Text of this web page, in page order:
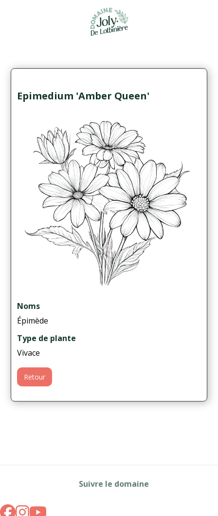
Epimedium 'Amber Queen'
Noms
Épimède
Type de plante
Vivace
Retour
Suivre le domaine